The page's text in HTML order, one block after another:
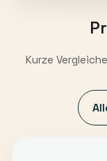
Kurze